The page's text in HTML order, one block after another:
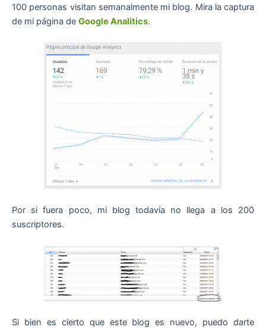
100 personas visitan semanalmente mi blog. Mira la captura
de mi página de Google Analitics.
Por si fuera poco, mi blog todavía no llega a los 200
suscriptores.
Si bien es cierto que este blog es nuevo, puedo darte